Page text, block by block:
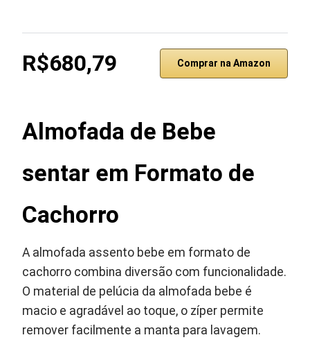
R$680,79 Comprar na Amazon
Almofada de Bebe
sentar em Formato de
Cachorro
A almofada assento bebe em formato de
cachorro combina diversão com funcionalidade.
O material de pelúcia da almofada bebe é
macio e agradável ao toque, o zíper permite
remover facilmente a manta para lavagem.